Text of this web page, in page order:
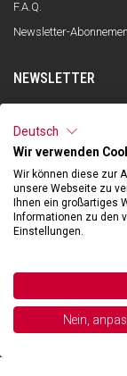
F.A.Q.
Newsletter-
NEWSLETTER
Ich habe die
Newsletter-
Deutsch
Wir verwenden
Wir können diese zur
unsere Webseite zu
Ihnen ein großartiges
Informationen zu den
Einstellungen.
Nein,